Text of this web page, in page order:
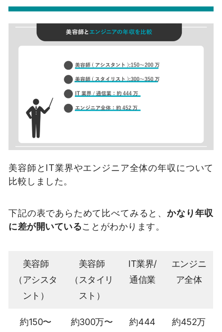
美容師とIT業界やエンジニア全体の年収について
比較しました。
下記の表であらためて比べてみると、かなり年収
に差が開いていることがわかります。
美容師
（アシスタ
ント）
美容師
（スタイリ
スト）
IT業界/
通信業
エンジニ
ア全体
約150〜
約300万〜
約444
約452万